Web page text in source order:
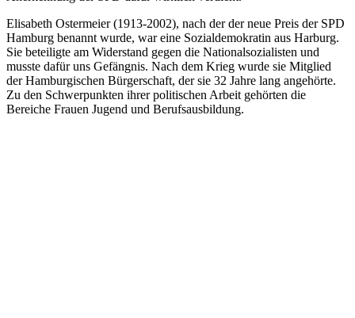
Elisabeth Ostermeier (1913-2002), nach der der neue Preis der SPD
Hamburg benannt wurde, war eine Sozialdemokratin aus Harburg.
Sie beteiligte am Widerstand gegen die Nationalsozialisten und
musste dafür uns Gefängnis. Nach dem Krieg wurde sie Mitglied
der Hamburgischen Bürgerschaft, der sie 32 Jahre lang angehörte.
Zu den Schwerpunkten ihrer politischen Arbeit gehörten die
Bereiche Frauen Jugend und Berufsausbildung.